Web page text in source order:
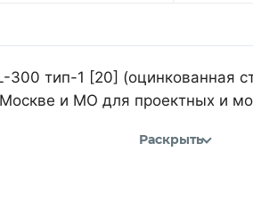
300 тип-1 [20] (оцинкованная
и МО для проектных и
Раскрыть